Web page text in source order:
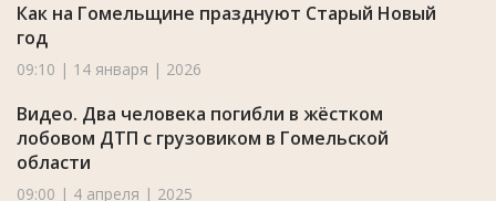
Как на Гомельщине празднуют Старый Новый
год
09:10 | 14 января | 2026
Видео. Два человека погибли в жёстком
лобовом ДТП с грузовиком в Гомельской
области
09:00 | 4 апреля | 2025